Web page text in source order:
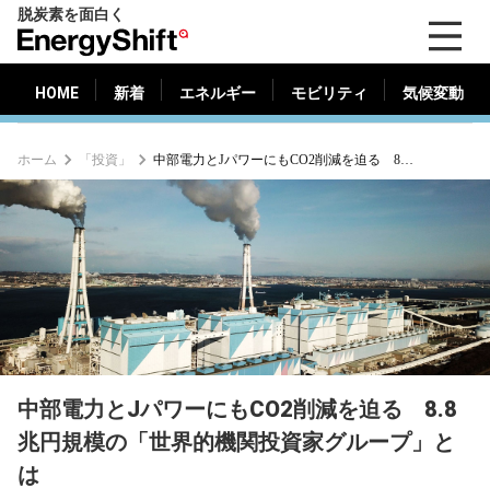
脱炭素を面白く
ナ
ジ
ー
フ
ト）
HOME 新着 エネルギー モビリティ 気候変動
新着 エネルギー 気候変動
ホーム 「投資」 中部電力とJパワーにもCO2削減を迫る 8.8兆円規模の「世界的機関投資家グループ」とは
中部電力とJパワーにもCO2削減を迫る 8.8
兆円規模の「世界的機関投資家グループ」と
は